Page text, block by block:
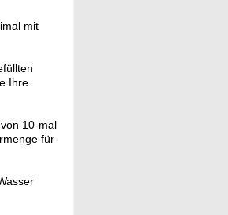
mit
Ihre
10-mal
für